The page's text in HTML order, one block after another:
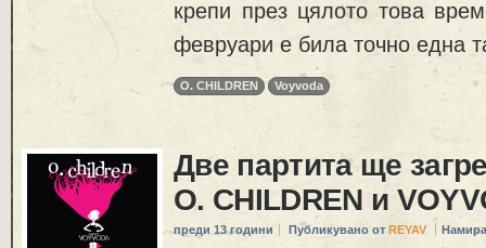
крепи през цялото това
февруари е била точно една
O. CHILDREN Voyvoda
Две партита ще
O. CHILDREN и
преди 13 години Публикувано от REYAV